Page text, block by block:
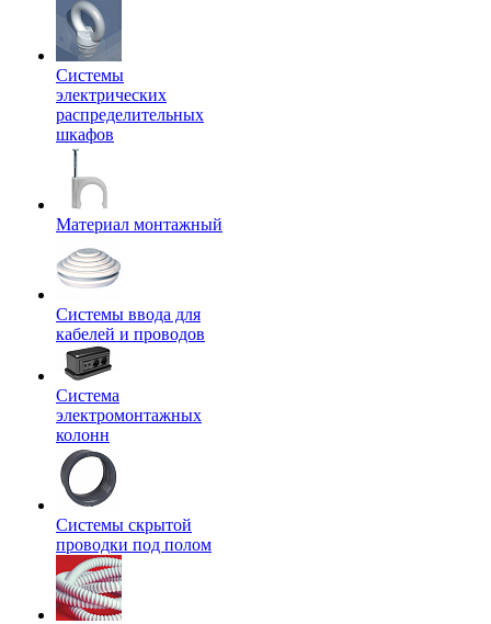
Системы
электрических
распределительных
шкафов
Материал монтажный
Системы ввода для
кабелей и проводов
Система
электромонтажных
колонн
Системы скрытой
проводки под полом